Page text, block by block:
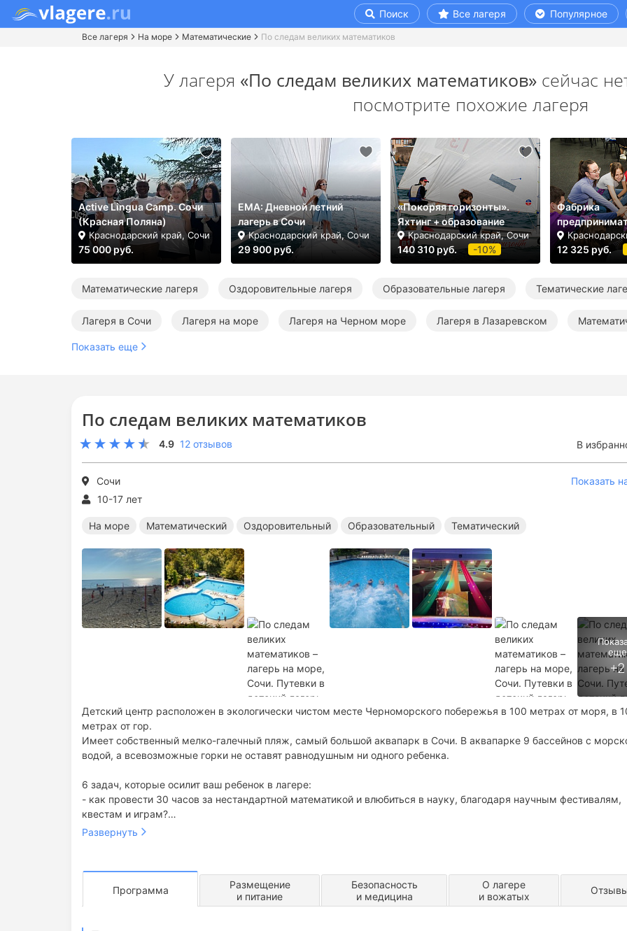
Поиск Все лагеря Популярное
Все лагеря На море Математические По следам великих математиков
По следам великих математиков
4.9 12 отзывов В
Сочи
Показать
10-17 лет
На море Математический Оздоровительный Образовательный Тематический
Детский центр расположен в экологически чистом месте Черноморского побережья в 100 метрах от моря, в 10
метрах от гор.
Имеет собственный мелко-галечный пляж, самый большой аквапарк в Сочи. В аквапарке 9 бассейнов с морской
водой, а всевозможные горки не оставят равнодушным ни одного ребенка.
6 задач, которые осилит ваш ребенок в лагере:
- как провести 30 часов за нестандартной математикой и влюбиться в науку, благодаря научным фестивалям,
квестам и играм?
- как не устать от ежедневных командных игр на свежем воздухе, стать сильным и волевым игроком в
задачи всех времен и народов?
- как научиться побеждать и выносить опыт из поражений, чтобы снова попробовать, в интеллектуальных
Развернуть
Программа
Размещение
и питание
Безопасность
и медицина
О лагере
и вожатых
У лагеря «По следам великих математиков»сейчас
посмотрите похожие лагеря
Active Lingua Camp. Сочи
(Красная Поляна)
Краснодарский край, Сочи
75 000 руб.
ЕМА: Дневной летний
лагерь в Сочи
Краснодарский край, Сочи
29 900 руб.
«Покоряя горизонты».
Яхтинг + образование
Краснодарский край, Сочи
140 310 руб. -10%
Фабрика
12 325 руб.
Математические лагеря Оздоровительные лагеря Образовательные лагеря Тематические
Лагеря в Сочи Лагеря на море Лагеря на Черном море Лагеря в Лазаревском
Оздоровительные лагеря в Краснодарском крае
Математические лагеря на море Оздоровительные лагеря на море
Показать еще